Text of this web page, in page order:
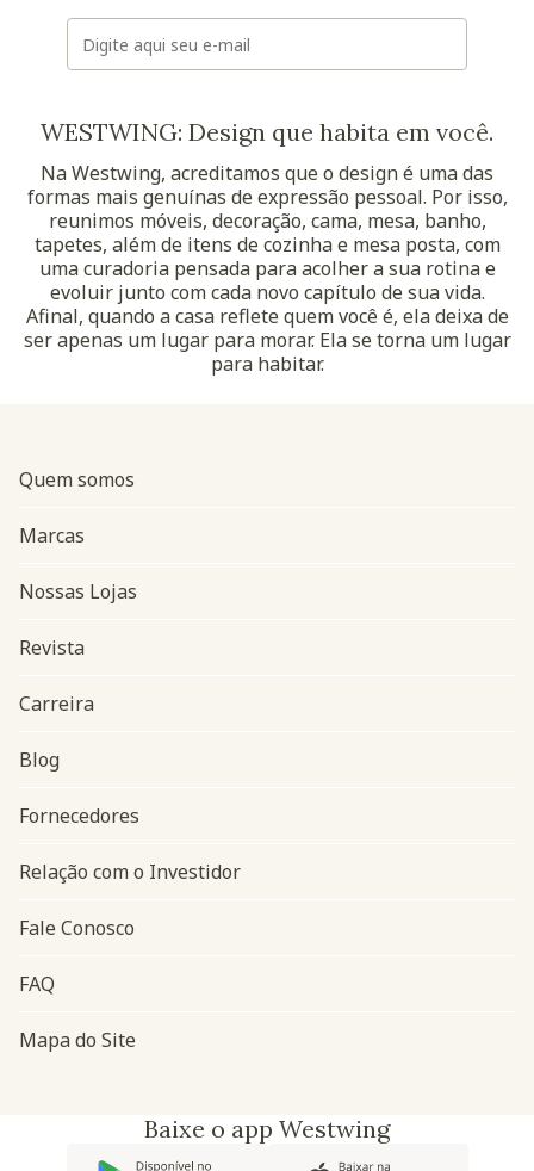
E-mail
WESTWING: Design que habita em você.
Na Westwing, acreditamos que o design é uma das
formas mais genuínas de expressão pessoal. Por isso,
reunimos móveis, decoração, cama, mesa, banho,
tapetes, além de itens de cozinha e mesa posta, com
uma curadoria pensada para acolher a sua rotina e
evoluir junto com cada novo capítulo de sua vida.
Afinal, quando a casa reflete quem você é, ela deixa de
ser apenas um lugar para morar. Ela se torna um lugar
para habitar.
Navegação do rodapé
Quem somos
Marcas
Nossas Lojas
Revista
Carreira
Blog
Fornecedores
Relação com o Investidor
Fale Conosco
FAQ
Mapa do Site
Baixe o app Westwing